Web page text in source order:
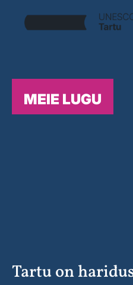
MEIE LUGU
Tartu on